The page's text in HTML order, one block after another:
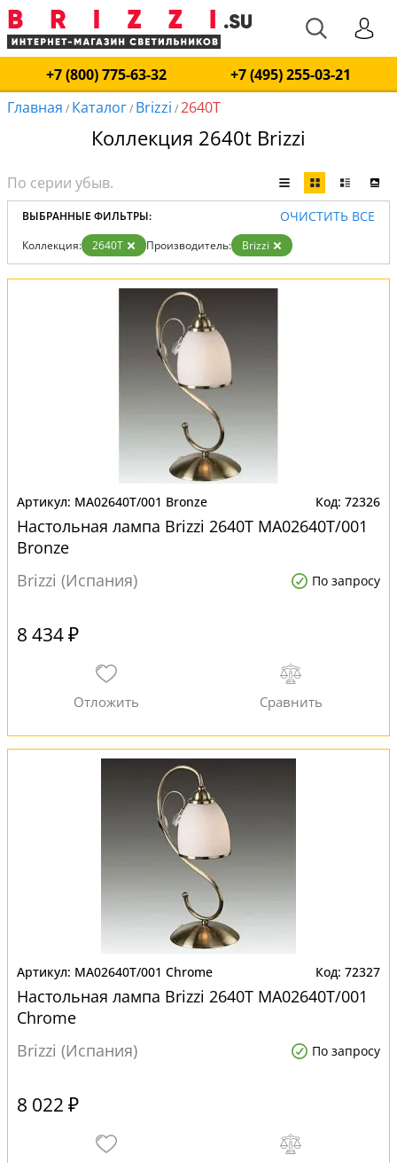
+7 (800) 775-63-32
+7 (495) 255-03-21
Главная / Каталог/ Brizzi /2640T
Коллекция 2640t Brizzi
ВЫБРАННЫЕ ФИЛЬТРЫ: ОЧИСТИТЬ ВСЕ
Коллекция: 2640T Производитель: Brizzi
MA02640T/001 Bronze 72326
Настольная лампа Brizzi 2640T MA02640T/001
Bronze
Brizzi (Испания)
По запросу
8 434 ₽
MA02640T/001 Chrome 72327
Настольная лампа Brizzi 2640T MA02640T/001
Chrome
Brizzi (Испания)
По запросу
8 022 ₽